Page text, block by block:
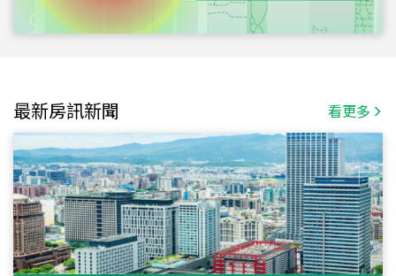
最新房訊新聞 看更多